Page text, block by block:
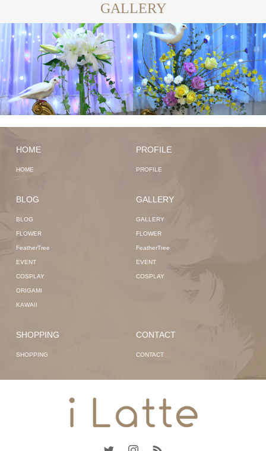
GALLERY
HOME
HOME
PROFILE
PROFILE
BLOG
BLOG
FLOWER
FeatherTree
EVENT
COSPLAY
ORIGAMI
KAWAII
GALLERY
GALLERY
FLOWER
FeatherTree
EVENT
COSPLAY
SHOPPING
SHOPPING
CONTACT
CONTACT